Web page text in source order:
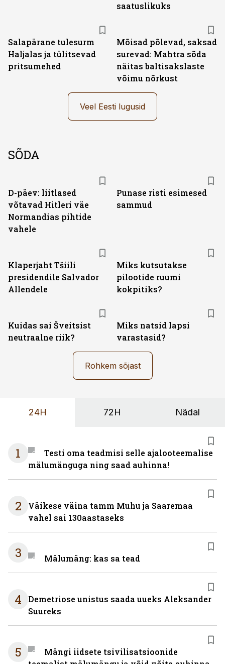
saatuslikuks
Salapärane tulesurm
Haljalas ja tülitsevad
pritsumehed
Mõisad põlevad, saksad
surevad: Mahtra sõda
näitas baltisakslaste
võimu nõrkust
Veel Eesti lugusid
SÕDA
D-päev: liitlased
võtavad Hitleri väe
Normandias pihtide
vahele
Punase risti esimesed
sammud
Klaperjaht Tšiili
presidendile Salvador
Allendele
Miks kutsutakse
pilootide ruumi
kokpitiks?
Kuidas sai Šveitsist
neutraalne riik?
Miks natsid lapsi
varastasid?
Rohkem sõjast
24H 72H Nädal
1
Testi oma teadmisi selle ajalooteemalise
mälumänguga ning saad auhinna!
2
Väikese väina tamm Muhu ja Saaremaa
vahel sai 130aastaseks
3 Mälumäng: kas sa tead
4
Demetriose unistus saada uueks Aleksander
Suureks
5
Mängi iidsete tsivilisatsioonide